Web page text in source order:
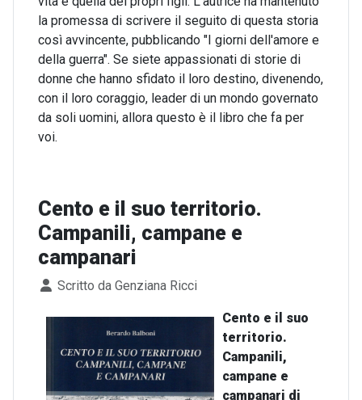
la promessa di scrivere il seguito di questa storia
così avvincente, pubblicando "I giorni dell'amore e
della guerra". Se siete appassionati di storie di
donne che hanno sfidato il loro destino, divenendo,
con il loro coraggio, leader di un mondo governato
da soli uomini, allora questo è il libro che fa per
voi.
Cento e il suo territorio.
Campanili, campane e
campanari
Dettagli
Scritto da Genziana Ricci
Cento e il suo
territorio.
Campanili,
campane e
campanari di